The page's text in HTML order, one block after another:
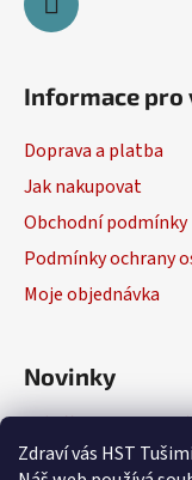
Zdraví vás HST
Informace pro
Doprava a platba
Jak nakupovat
Obchodní podmínky
Podmínky ochrany
Moje objednávka
Novinky
Výběr
29.1.2026